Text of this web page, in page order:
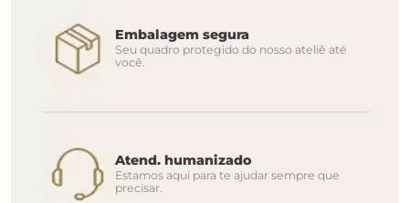
Embalagem segura
Seu quadro protegido do nosso ateliê até
você.
Atend. humanizado
Estamos aqui para te ajudar sempre que
precisar.